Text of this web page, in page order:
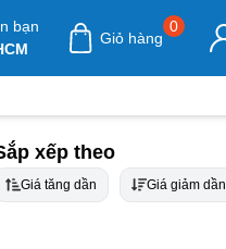
bạn
Giỏ hàng
0
xếp theo
Giá tăng dần Giá giảm dần